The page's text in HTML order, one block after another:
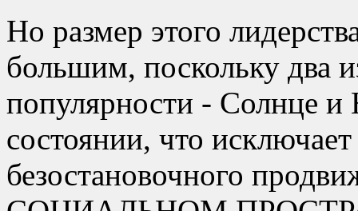
Но размер этого
большим, поскольку два
популярности - Солнце
состоянии, что
безостановочного